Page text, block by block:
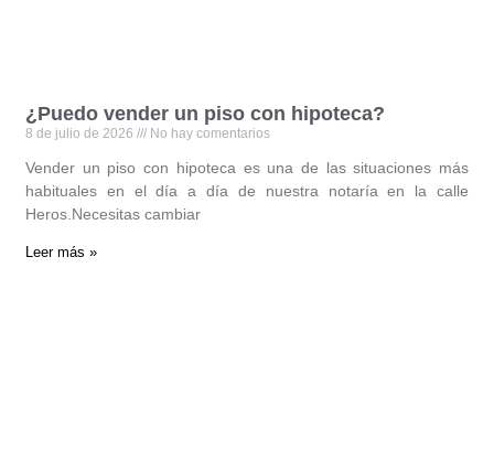
¿Puedo vender un piso con hipoteca?
8 de julio de 2026 No hay comentarios
Vender un piso con hipoteca es una de las situaciones más
habituales en el día a día de nuestra notaría en la calle
Heros.Necesitas cambiar
Leer más »